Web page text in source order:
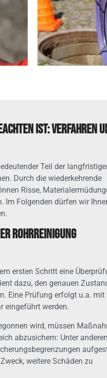
ist: Verfahren
Teil der
Durch die wiederkehrende
Risse,
Im Folgenden dürfen wir
Rohrreinigung
ersten Schritt eine
dazu, den genauen
Eine Prüfung erfolgt u.a. mit
eingeführt werden.
wird, müssen
abzusichern: Unter
weitere Schäden zu